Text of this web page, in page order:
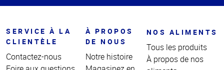
SERVICE À LA
CLIENTÈLE
Contactez-nous
À PROPOS
DE NOUS
Notre histoire
NOS ALIMENTS
Tous les produits
À propos de nos